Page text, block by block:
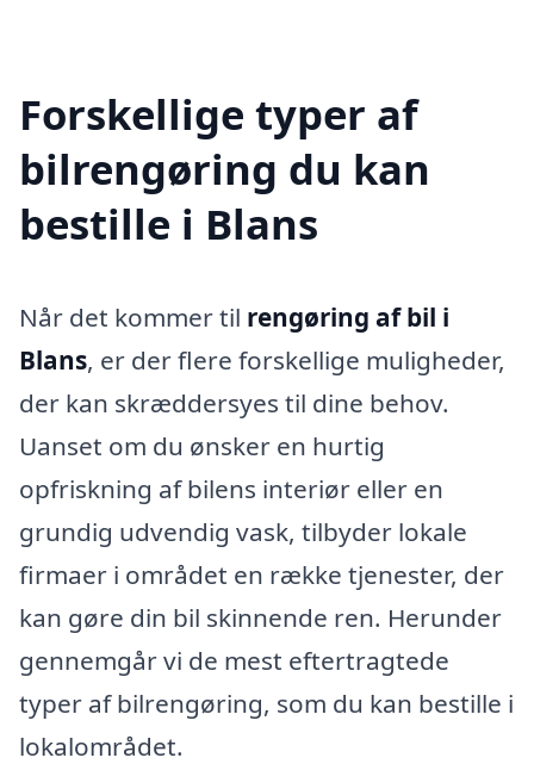
Forskellige typer af
bilrengøring du kan
bestille i Blans
Når det kommer til rengøring af bil i
Blans, er der flere forskellige muligheder,
der kan skræddersyes til dine behov.
Uanset om du ønsker en hurtig
opfriskning af bilens interiør eller en
grundig udvendig vask, tilbyder lokale
firmaer i området en række tjenester, der
kan gøre din bil skinnende ren. Herunder
gennemgår vi de mest eftertragtede
typer af bilrengøring, som du kan bestille i
lokalområdet.